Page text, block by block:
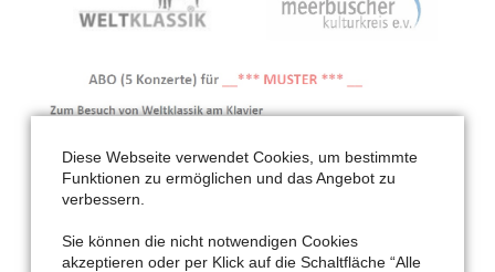
Diese Webseite verwendet Cookies, um bestimmte
Funktionen zu ermöglichen und das Angebot zu
verbessern.
Sie können die nicht notwendigen Cookies
akzeptieren oder per Klick auf die Schaltfläche “Alle